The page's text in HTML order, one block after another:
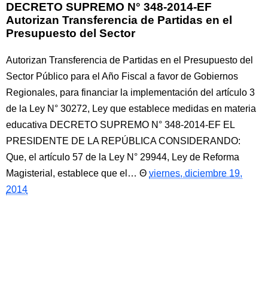
DECRETO SUPREMO N° 348-2014-EF
Autorizan Transferencia de Partidas en el
Presupuesto del Sector
Autorizan Transferencia de Partidas en el Presupuesto del
Sector Público para el Año Fiscal a favor de Gobiernos
Regionales, para financiar la implementación del artículo 3
de la Ley N° 30272, Ley que establece medidas en materia
educativa DECRETO SUPREMO N° 348-2014-EF EL
PRESIDENTE DE LA REPÚBLICA CONSIDERANDO:
Que, el artículo 57 de la Ley N° 29944, Ley de Reforma
Magisterial, establece que el…
viernes, diciembre 19,
2014